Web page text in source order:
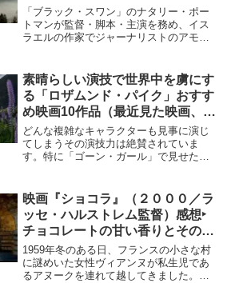
国前夜のイスラエルに移住してき
たユダヤ人一家を描く歴史ドラマ
「ブラック・スワン」のナタリー・ポー
トマンが監督・脚本・主演を務め、イス
ラエルの作家でジャーナリストのアモ
素晴らしい演技で世界中を虜にす
る「ロザムンド・パイク」おすす
め映画10作品（最近見た映画、見
直した映画限定、順不同）
どんな複雑なキャラクターも見事に演じ
てしまうその演技力は絶賛されていま
す。特に「ゴーン・ガール」で見せた
した…最近見た映画を中心におすすめの
10作品をまとめてみました。まだ、観賞
されていない作品がありましたら、是非
参考にしてみてください。
映画『ショコラ』（２０００／ラ
ッセ・ハルストレム監督）感想‣
チョコレートの甘い香りとその効
能にうっとり！
1959年冬のある日、フランスの小さな村
に謎めいた女性ヴィアンヌが私生児であ
るアヌークを連れて越してきました。母